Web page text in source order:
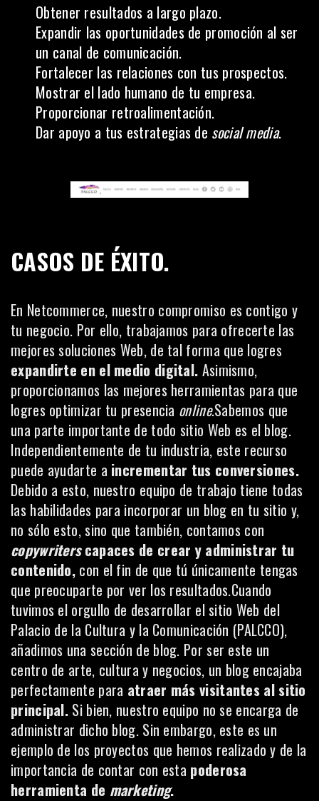
Obtener resultados a largo plazo.
Expandir las oportunidades de promoción al ser
un canal de comunicación.
Fortalecer las relaciones con tus prospectos.
Mostrar el lado humano de tu empresa.
Proporcionar retroalimentación.
Dar apoyo a tus estrategias de social media.
CASOS DE ÉXITO.
En Netcommerce, nuestro compromiso es contigo y
tu negocio. Por ello, trabajamos para ofrecerte las
mejores soluciones Web, de tal forma que logres
expandirte en el medio digital. Asimismo,
proporcionamos las mejores herramientas para que
logres optimizar tu presencia online.Sabemos que
una parte importante de todo sitio Web es el blog.
Independientemente de tu industria, este recurso
puede ayudarte a incrementar tus conversiones.
Debido a esto, nuestro equipo de trabajo tiene todas
las habilidades para incorporar un blog en tu sitio y,
no sólo esto, sino que también, contamos con
copywriterscapaces de crear y administrar tu
contenido, con el fin de que tú únicamente tengas
que preocuparte por ver los resultados.Cuando
tuvimos el orgullo de desarrollar el sitio Web del
Palacio de la Cultura y la Comunicación (PALCCO),
añadimos una sección de blog. Por ser este un
centro de arte, cultura y negocios, un blog encajaba
perfectamente para atraer más visitantes al sitio
principal. Si bien, nuestro equipo no se encarga de
administrar dicho blog. Sin embargo, este es un
ejemplo de los proyectos que hemos realizado y de la
importancia de contar con esta poderosa
herramienta de marketing.